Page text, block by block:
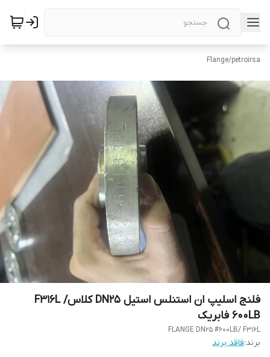
petroirsa
/
Flange
فلنج اسلیپ ان استنلس استیل DN25 کلاسF316L /
600LB فابریک
FLANGE DN25 #600LB/ F316L
برند:فاقد برند